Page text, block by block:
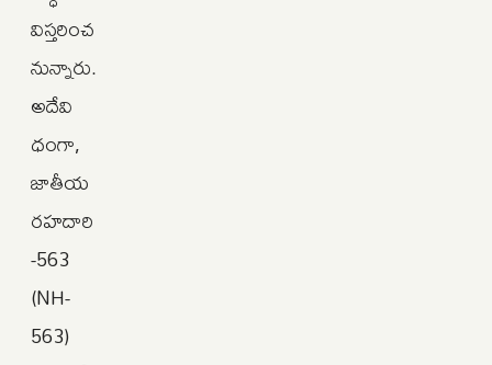
విస్తరించ
నున్నారు.
అదేవి
ధంగా,
జాతీయ
రహదారి
-563
(NH-
563)